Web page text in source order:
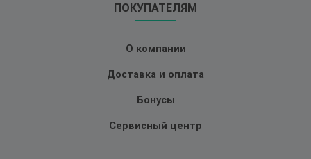
ПОКУПАТЕЛЯМ
О компании
Доставка и оплата
Бонусы
Сервисный центр